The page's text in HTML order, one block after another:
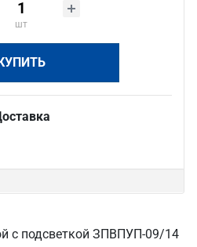
шт
с подсветкой ЗПВПУП-09/14